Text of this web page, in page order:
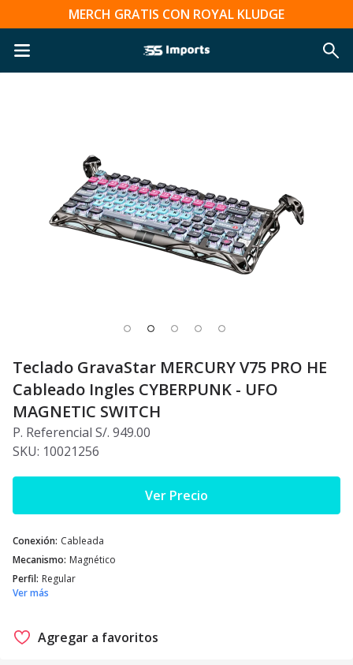
MERCH GRATIS CON ROYAL KLUDGE
Teclado GravaStar MERCURY V75 PRO HE
Cableado Ingles CYBERPUNK - UFO
MAGNETIC SWITCH
P. Referencial S/. 949.00
SKU: 10021256
Ver Precio
Conexión: Cableada
Mecanismo: Magnético
Perfil: Regular
Ver más
Agregar a favoritos